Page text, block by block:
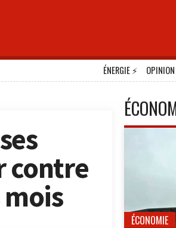
ÉNERGIE⚡ OPINION
contre
ÉCONOMIE